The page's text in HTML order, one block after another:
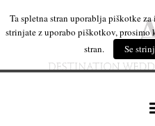
Ta spletna stran uporablja piškotke
strinjate z uporabo piškotkov,
stran.
Se